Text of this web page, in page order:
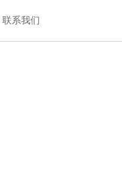
联系我们